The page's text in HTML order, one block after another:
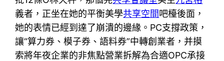
義者，正坐在她的平衡美學共享空間吧檯後面，
她的表情已經到達了崩潰的邊緣。PC支撐政策，
讓“算力券、模子券、語料券”中轉創業者，并摸
索將年夜企業的非焦點營業拆解為合適OPC承接